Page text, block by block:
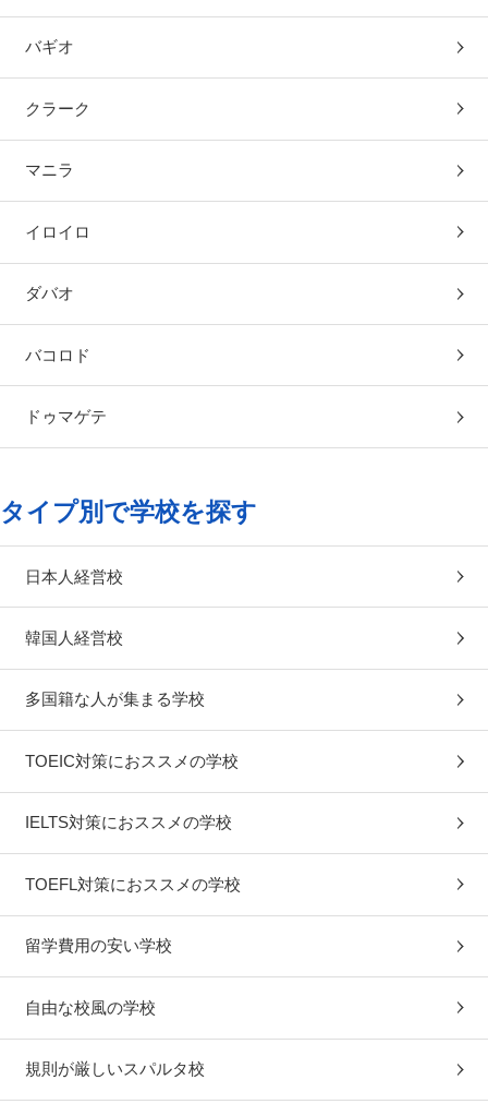
バギオ
クラーク
マニラ
イロイロ
ダバオ
バコロド
ドゥマゲテ
タイプ別で学校を探す
日本人経営校
韓国人経営校
多国籍な人が集まる学校
TOEIC対策におススメの学校
IELTS対策におススメの学校
TOEFL対策におススメの学校
留学費用の安い学校
自由な校風の学校
規則が厳しいスパルタ校